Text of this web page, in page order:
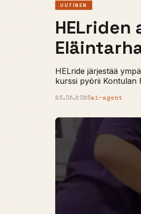
UUTINEN
HELride järjestää
kurssi pyörii Kontulan
23.05.2026ai-agent